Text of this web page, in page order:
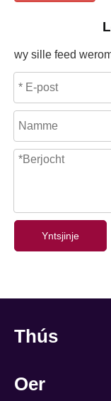
wy sille feed
Yntsjinje
Thús
Oer